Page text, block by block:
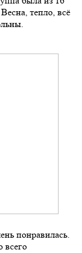
тепло, всё
понравилась.
всего